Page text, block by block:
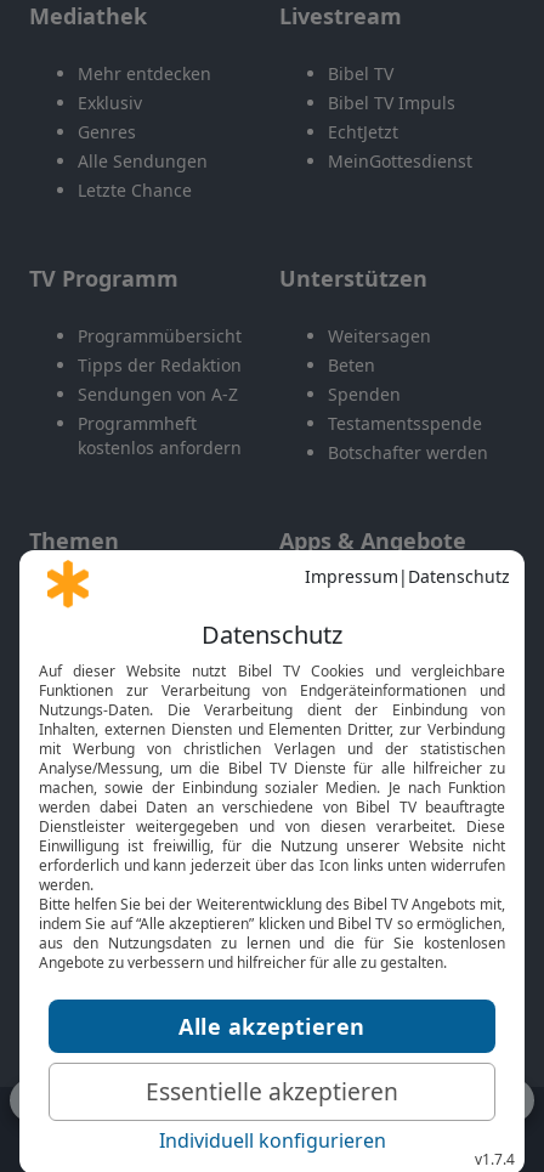
Mediathek
Mehr entdecken
Exklusiv
Genres
Alle Sendungen
Letzte Chance
Livestream
Bibel TV
Bibel TV Impuls
EchtJetzt
MeinGottesdienst
TV Programm
Programmübersicht
Tipps der Redaktion
Sendungen von A-Z
Programmheft
kostenlos anfordern
Unterstützen
Weitersagen
Beten
Spenden
Testamentsspende
Botschafter werden
Themen
Gott und Bibel erklärt
Neuigkeiten
Apps & Angebote
Mobile App
Smart TV
HbbTV
Bibelthek Online-Bibel
Nächster Gottesdienst
Bibel TV
Über uns
Jobs
Mediadaten
Service
Kontakt
TV-Empfang
bibeltv.de: Impressum
Datenschutz
Nutzungsbedingungen